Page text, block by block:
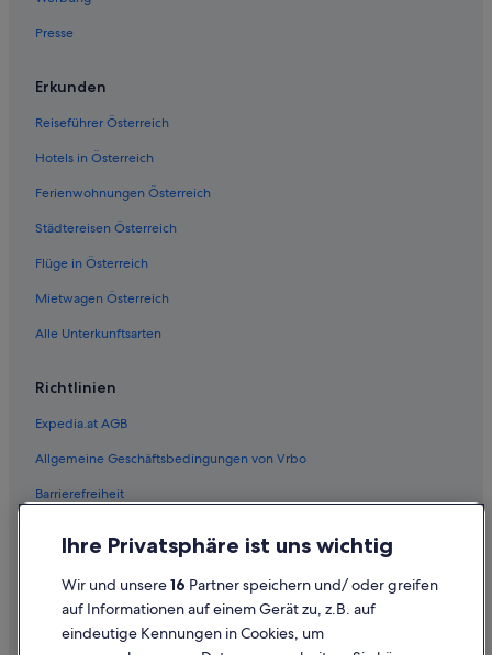
Presse
Erkunden
Reiseführer Österreich
Hotels in Österreich
Ferienwohnungen Österreich
Städtereisen Österreich
Flüge in Österreich
Mietwagen Österreich
Alle Unterkunftsarten
Richtlinien
Expedia.at AGB
Allgemeine Geschäftsbedingungen von Vrbo
Barrierefreiheit
Rechtliche Hinweise/Kontakt
Ihre Privatsphäre ist uns wichtig
Wir und unsere16 Partner speichern und/ oder greifen
auf Informationen auf einem Gerät zu, z.B. auf
eindeutige Kennungen in Cookies, um